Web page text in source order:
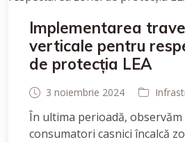
Implementarea
verticale pentru
de protecția LEA
3 noiembrie 2024
În ultima perioadă, observăm
consumatori casnici încalcă